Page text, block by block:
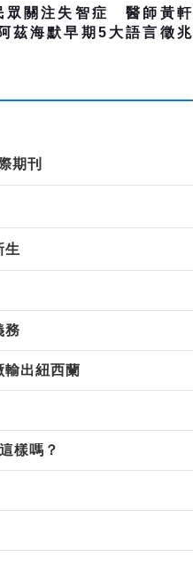
眾關注失智症 醫師黃軒
茲海默早期5大語言徵兆
期刊
生
務
出紐西蘭
樣嗎？